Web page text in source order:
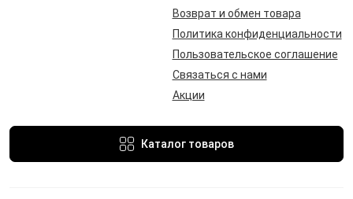
Возврат и обмен товара
Политика конфиденциальности
Пользовательское соглашение
Связаться с нами
Акции
Каталог товаров